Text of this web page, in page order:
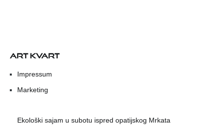
ART KVART
Impressum
Marketing
Ekološki sajam u subotu ispred opatijskog Mrkata